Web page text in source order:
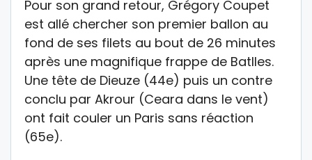
Pour son grand retour, Grégory Coupet
est allé chercher son premier ballon au
fond de ses filets au bout de 26 minutes
après une magnifique frappe de Batlles.
Une tête de Dieuze (44e) puis un contre
conclu par Akrour (Ceara dans le vent)
ont fait couler un Paris sans réaction
(65e).